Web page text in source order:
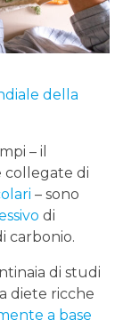
della
– il
collegate di
– sono
di
carbonio.
di studi
diete ricche
a base